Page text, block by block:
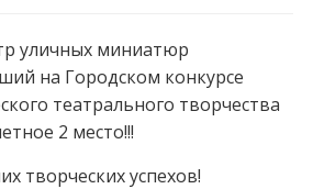
уличных миниатюр
на Городском конкурсе
театрального творчества
2 место!!!
творческих успехов!